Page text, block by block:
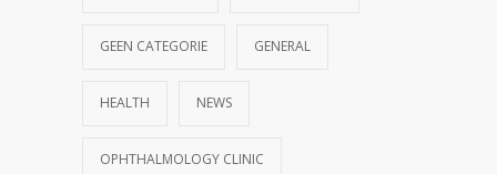
GEEN CATEGORIE GENERAL
HEALTH NEWS
OPHTHALMOLOGY CLINIC